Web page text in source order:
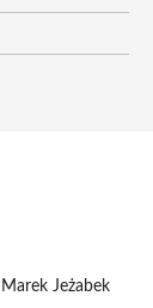
Marek Jeżabek